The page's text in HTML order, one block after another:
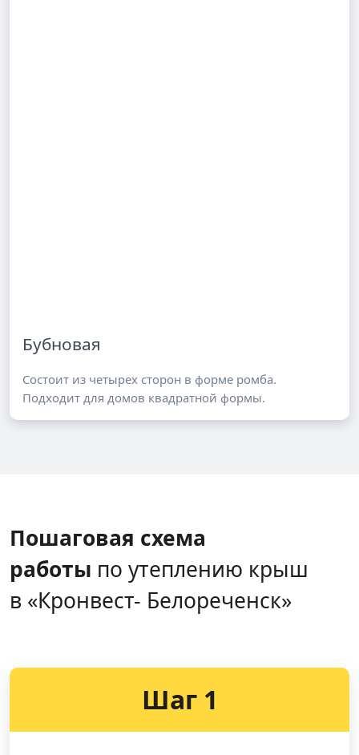
Бубновая
Состоит из четырех сторон в форме ромба.
Подходит для домов квадратной формы.
Пошаговая схема
работы по утеплению крыш
в «Кронвест- Белореченск»
Шаг 1